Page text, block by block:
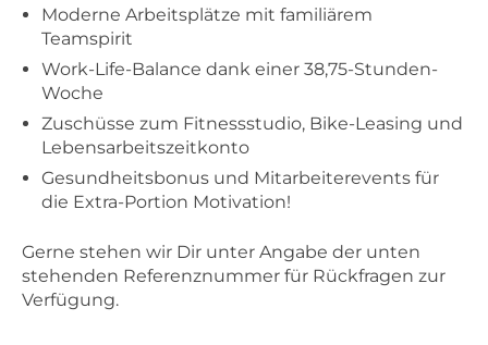
Moderne Arbeitsplätze mit familiärem
Teamspirit
Work-Life-Balance dank einer 38,75-Stunden-
Woche
Zuschüsse zum Fitnessstudio, Bike-Leasing und
Lebensarbeitszeitkonto
Gesundheitsbonus und Mitarbeiterevents für
die Extra-Portion Motivation!
Gerne stehen wir Dir unter Angabe der unten
stehenden Referenznummer für Rückfragen zur
Verfügung.